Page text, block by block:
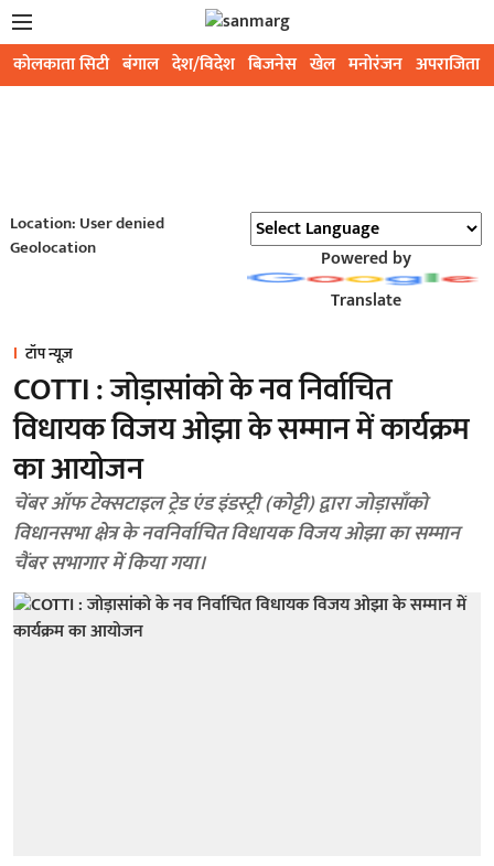
कोलकाता सिटी बंगाल देश/विदेश बिजनेस खेल मनोरंजन अपराजिता
Location: User denied
Geolocation
Powered by
Translate
टॉप न्यूज़
COTTI : जोड़ासांको के नव निर्वाचित
विधायक विजय ओझा के सम्मान में कार्यक्रम
का आयोजन
चेंबर ऑफ टेक्सटाइल ट्रेड एंड इंडस्ट्री (कोट्टी) द्वारा जोड़ासाँको
विधानसभा क्षेत्र के नवनिर्वाचित विधायक विजय ओझा का सम्मान
चैंबर सभागार में किया गया।